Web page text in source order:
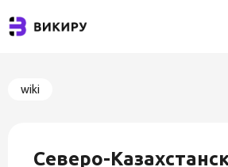
wiki
Северо-